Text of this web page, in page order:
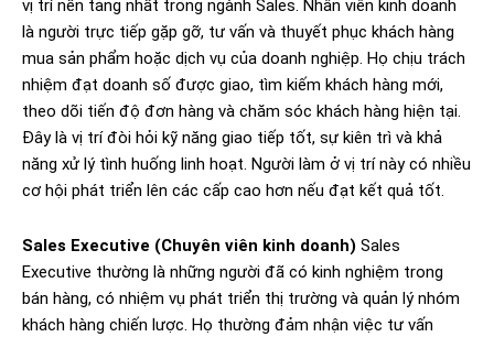
vị trí nền tảng nhất trong ngành Sales. Nhân viên kinh doanh
là người trực tiếp gặp gỡ, tư vấn và thuyết phục khách hàng
mua sản phẩm hoặc dịch vụ của doanh nghiệp. Họ chịu trách
nhiệm đạt doanh số được giao, tìm kiếm khách hàng mới,
theo dõi tiến độ đơn hàng và chăm sóc khách hàng hiện tại.
Đây là vị trí đòi hỏi kỹ năng giao tiếp tốt, sự kiên trì và khả
năng xử lý tình huống linh hoạt. Người làm ở vị trí này có nhiều
cơ hội phát triển lên các cấp cao hơn nếu đạt kết quả tốt.
Sales Executive (Chuyên viên kinh doanh) Sales
Executive thường là những người đã có kinh nghiệm trong
bán hàng, có nhiệm vụ phát triển thị trường và quản lý nhóm
khách hàng chiến lược. Họ thường đảm nhận việc tư vấn